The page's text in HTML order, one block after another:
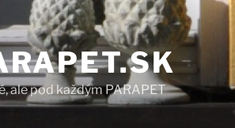
ale pod každým PARAPET